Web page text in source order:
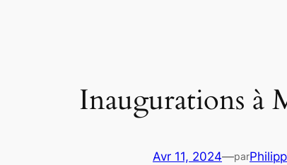
Inaugurations à
Avr 11, 2024—par